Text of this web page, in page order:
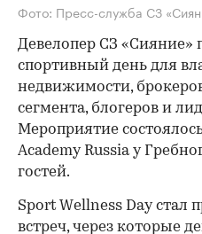
Фото: Пресс-служба СЗ
Девелопер СЗ «Сияние»
спортивный день для
недвижимости,
сегмента, блогеров и
Мероприятие
Academy Russia у
гостей.
Sport Wellness Day стал
встреч, через которые